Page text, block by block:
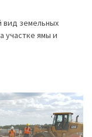
вид земельных
участке ямы и